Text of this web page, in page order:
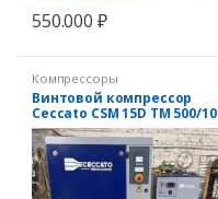
550.000 ₽
Компрессоры
Винтовой компрессор
Ceccato CSM 15D TM 500/10